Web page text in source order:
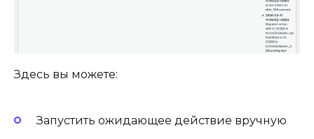
Здесь вы можете:
Запустить ожидающее действие вручную